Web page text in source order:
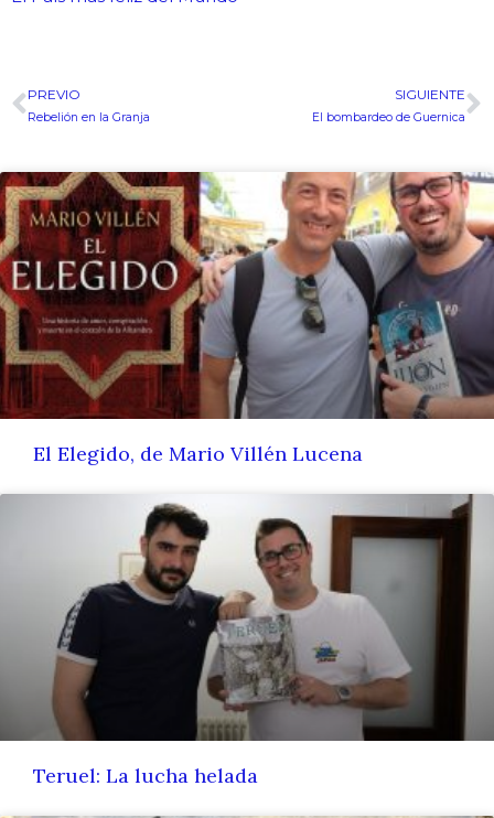
Ant
PREVIO
Rebelión en la Granja
SIGUIENTE
El bombardeo de Guernica
El Elegido, de Mario Villén Lucena
Teruel: La lucha helada